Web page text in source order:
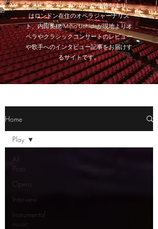
「オペラジャーナリストの倫敦だより」
はロンドン在住のオペラジャーナリス
ト、内田美穂/Miho Uchidaが現地よりオ
ペラやクラシックコンサートのレビュー
や歌手へのインタビュー記事をお届けす
るサイトです。
Home
All
Posts
Opera
Interview
Instrumental
music
Play